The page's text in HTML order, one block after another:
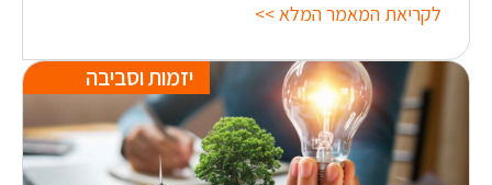
לקריאת המאמר המלא >>
יזמות וסביבה